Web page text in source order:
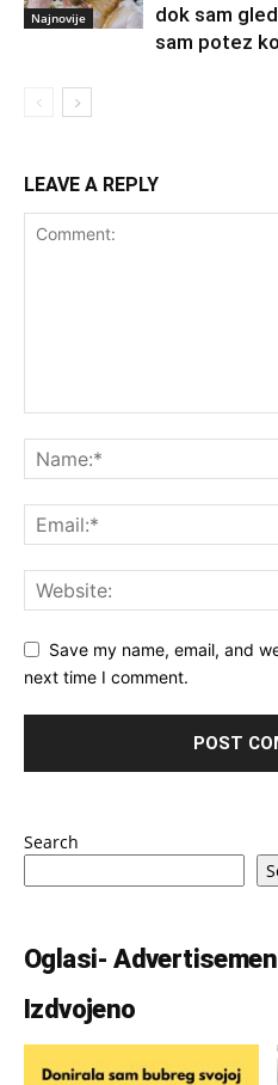
Najnovije
dok sam
sam potez
LEAVE A REPLY
Save my name, email, and
next time I comment.
Search
Oglasi-
Izdvojeno